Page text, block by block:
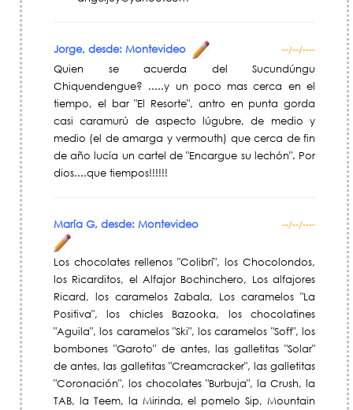
Jorge, desde: Montevideo --/--/----
Quien se acuerda del Sucundúngu
Chiquendengue? .....y un poco mas cerca en el
tiempo, el bar "El Resorte", antro en punta gorda
casi caramurú de aspecto lúgubre, de medio y
medio (el de amarga y vermouth) que cerca de fin
de año lucía un cartel de "Encargue su lechón". Por
dios....que tiempos!!!!!!
María G, desde: Montevideo --/--/----
Los chocolates rellenos "Colibrí", los Chocolondos,
los Ricarditos, el Alfajor Bochinchero, Los alfajores
Ricard, los caramelos Zabala, Los caramelos "La
Positiva", los chicles Bazooka, los chocolatines
"Aguila", los caramelos "Ski", los caramelos "Soft", los
bombones "Garoto" de antes, las galletitas "Solar"
de antes, las galletitas "Creamcracker", las galletitas
"Coronación", los chocolates "Burbuja", la Crush, la
TAB, la Teem, la Mirinda, el pomelo Sip, Mountain